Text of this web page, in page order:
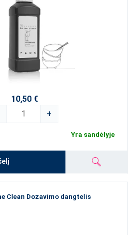
10,50 €
+
Yra sandėlyje
Clean Dozavimo dangtelis